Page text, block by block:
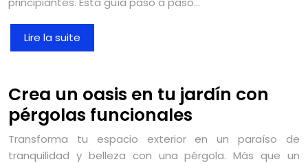
Lire la suite
Crea un oasis en tu jardín con
pérgolas funcionales
Transforma tu espacio exterior en un paraíso de
tranquilidad y belleza con una pérgola. Más que un